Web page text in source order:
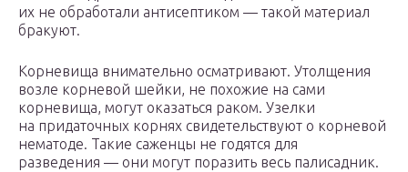
их не обработали антисептиком — такой материал
бракуют.
Корневища внимательно осматривают. Утолщения
возле корневой шейки, не похожие на сами
корневища, могут оказаться раком. Узелки
на придаточных корнях свидетельствуют о корневой
нематоде. Такие саженцы не годятся для
разведения — они могут поразить весь палисадник.